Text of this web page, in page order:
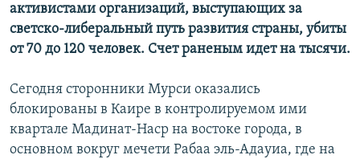
активистами организаций, выступающих за
светско-либеральный путь развития страны, убиты
от 70 до 120 человек. Счет раненым идет на тысячи.
Сегодня сторонники Мурси оказались
блокированы в Каире в контролируемом ими
квартале Мадинат-Наср на востоке города, в
основном вокруг мечети Рабаа эль-Адауиа, где на